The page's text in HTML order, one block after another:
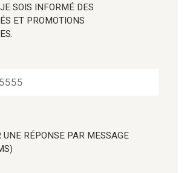
SOIS INFORMÉ DES
ET PROMOTIONS
UNE RÉPONSE PAR MESSAGE